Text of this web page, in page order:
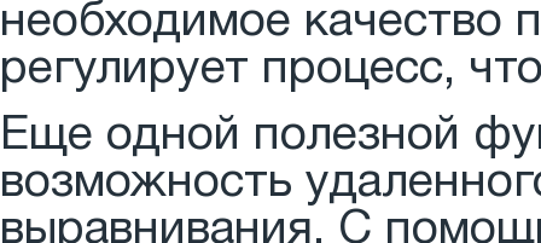
необходимое качество
регулирует процесс,
Еще одной полезной
возможность
выравнивания. С